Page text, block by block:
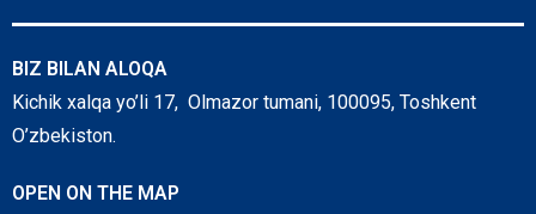
BIZ BILAN ALOQA
Kichik xalqa yo’li 17, Olmazor tumani, 100095, Toshkent
O’zbekiston.
OPEN ON THE MAP